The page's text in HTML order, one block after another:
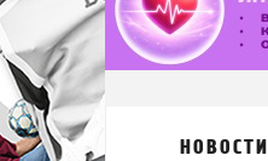
НОВОСТИ